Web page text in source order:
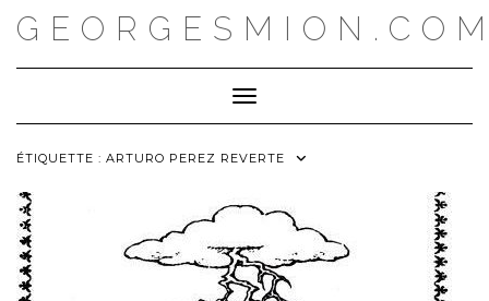
Toggle Navigation
ÉTIQUETTE : ARTURO PEREZ REVERTE